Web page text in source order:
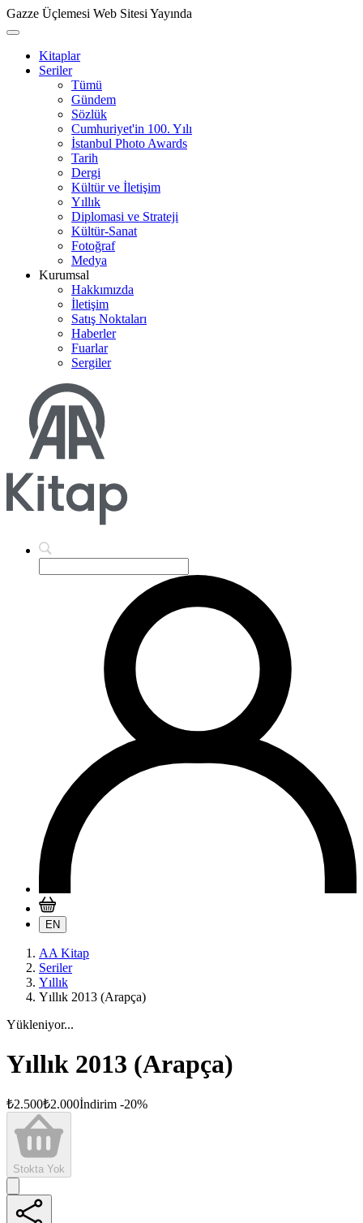
Gazze Üçlemesi Web Sitesi Yayında
Kitaplar
Seriler
Tümü
Gündem
Sözlük
Cumhuriyet'in 100. Yılı
İstanbul Photo Awards
Tarih
Dergi
Kültür ve İletişim
Yıllık
Diplomasi ve Strateji
Kültür-Sanat
Fotoğraf
Medya
Kurumsal
Hakkımızda
İletişim
Satış Noktaları
Haberler
Fuarlar
Sergiler
EN
AA Kitap
Seriler
Yıllık
Yıllık 2013 (Arapça)
Yükleniyor...
Yıllık 2013 (Arapça)
₺2.500₺2.000İndirim -20%
Stokta Yok